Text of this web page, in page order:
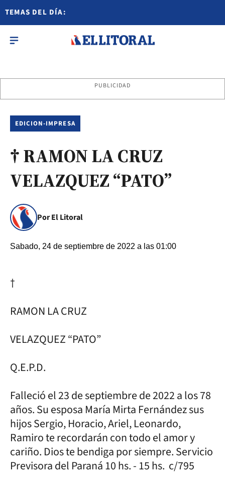
TEMAS DEL DÍA:
PUBLICIDAD
EDICION-IMPRESA
† RAMON LA CRUZ
VELAZQUEZ “PATO”
Por El Litoral
Sabado, 24 de septiembre de 2022 a las 01:00
†
RAMON LA CRUZ
VELAZQUEZ “PATO”
Q.E.P.D.
Falleció el 23 de septiembre de 2022 a los 78
años. Su esposa María Mirta Fernández sus
hijos Sergio, Horacio, Ariel, Leonardo,
Ramiro te recordarán con todo el amor y
cariño. Dios te bendiga por siempre. Servicio
Previsora del Paraná 10 hs. - 15 hs. c/795